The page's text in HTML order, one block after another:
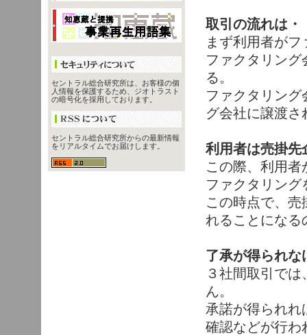
取引の流れは・
まず利用者が
ファクタリン
る。
ファクタリン
グ会社に譲渡
利用者は売掛先
この際、利用
ファクタリン
この時点で、
れることになる
了承が得られな
３社間取引で
ん。
承諾が得られれ
確認などが行
セントラル総合研究所は、お客様の個
人情報を保護するため、ジオトラスト
の暗号化を採用しております。
セントラル総合研究所からの最新情報
をリアルタイムでお届けします。